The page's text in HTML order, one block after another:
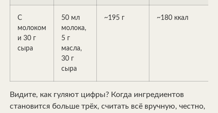
С
молоком
и 30 г
сыра
50 мл
молока,
5 г
масла,
30 г
сыра
~195 г ~180 ккал
Видите, как гуляют цифры? Когда ингредиентов
становится больше трёх, считать всё вручную, честно,